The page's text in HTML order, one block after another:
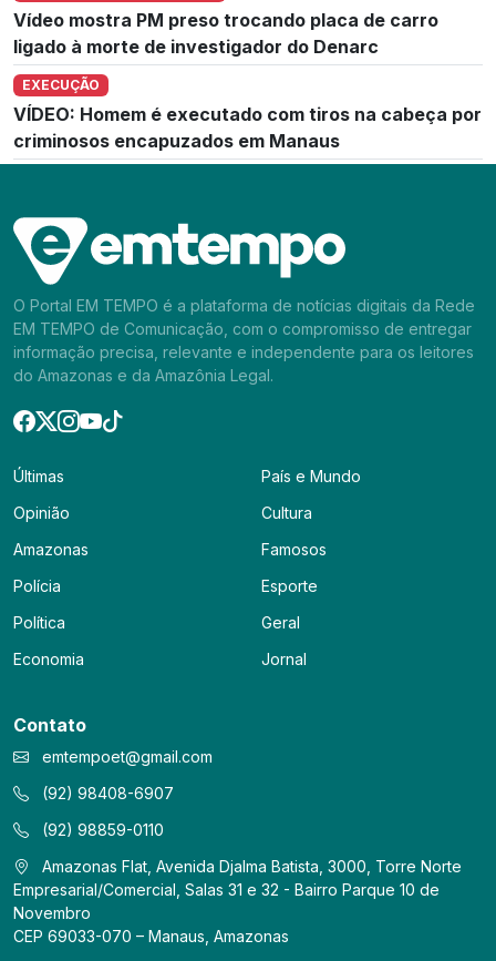
Vídeo mostra PM preso trocando placa de carro
ligado à morte de investigador do Denarc
EXECUÇÃO
VÍDEO: Homem é executado com tiros na cabeça por
criminosos encapuzados em Manaus
O Portal EM TEMPO é a plataforma de notícias digitais da Rede
EM TEMPO de Comunicação, com o compromisso de entregar
informação precisa, relevante e independente para os leitores
do Amazonas e da Amazônia Legal.
Últimas
Opinião
Amazonas
Polícia
Política
Economia
País e Mundo
Cultura
Famosos
Esporte
Geral
Jornal
Contato
emtempoet@gmail.com
(92) 98408-6907
(92) 98859-0110
Amazonas Flat, Avenida Djalma Batista, 3000, Torre Norte
Empresarial/Comercial, Salas 31 e 32 - Bairro Parque 10 de
Novembro
CEP 69033-070 – Manaus, Amazonas